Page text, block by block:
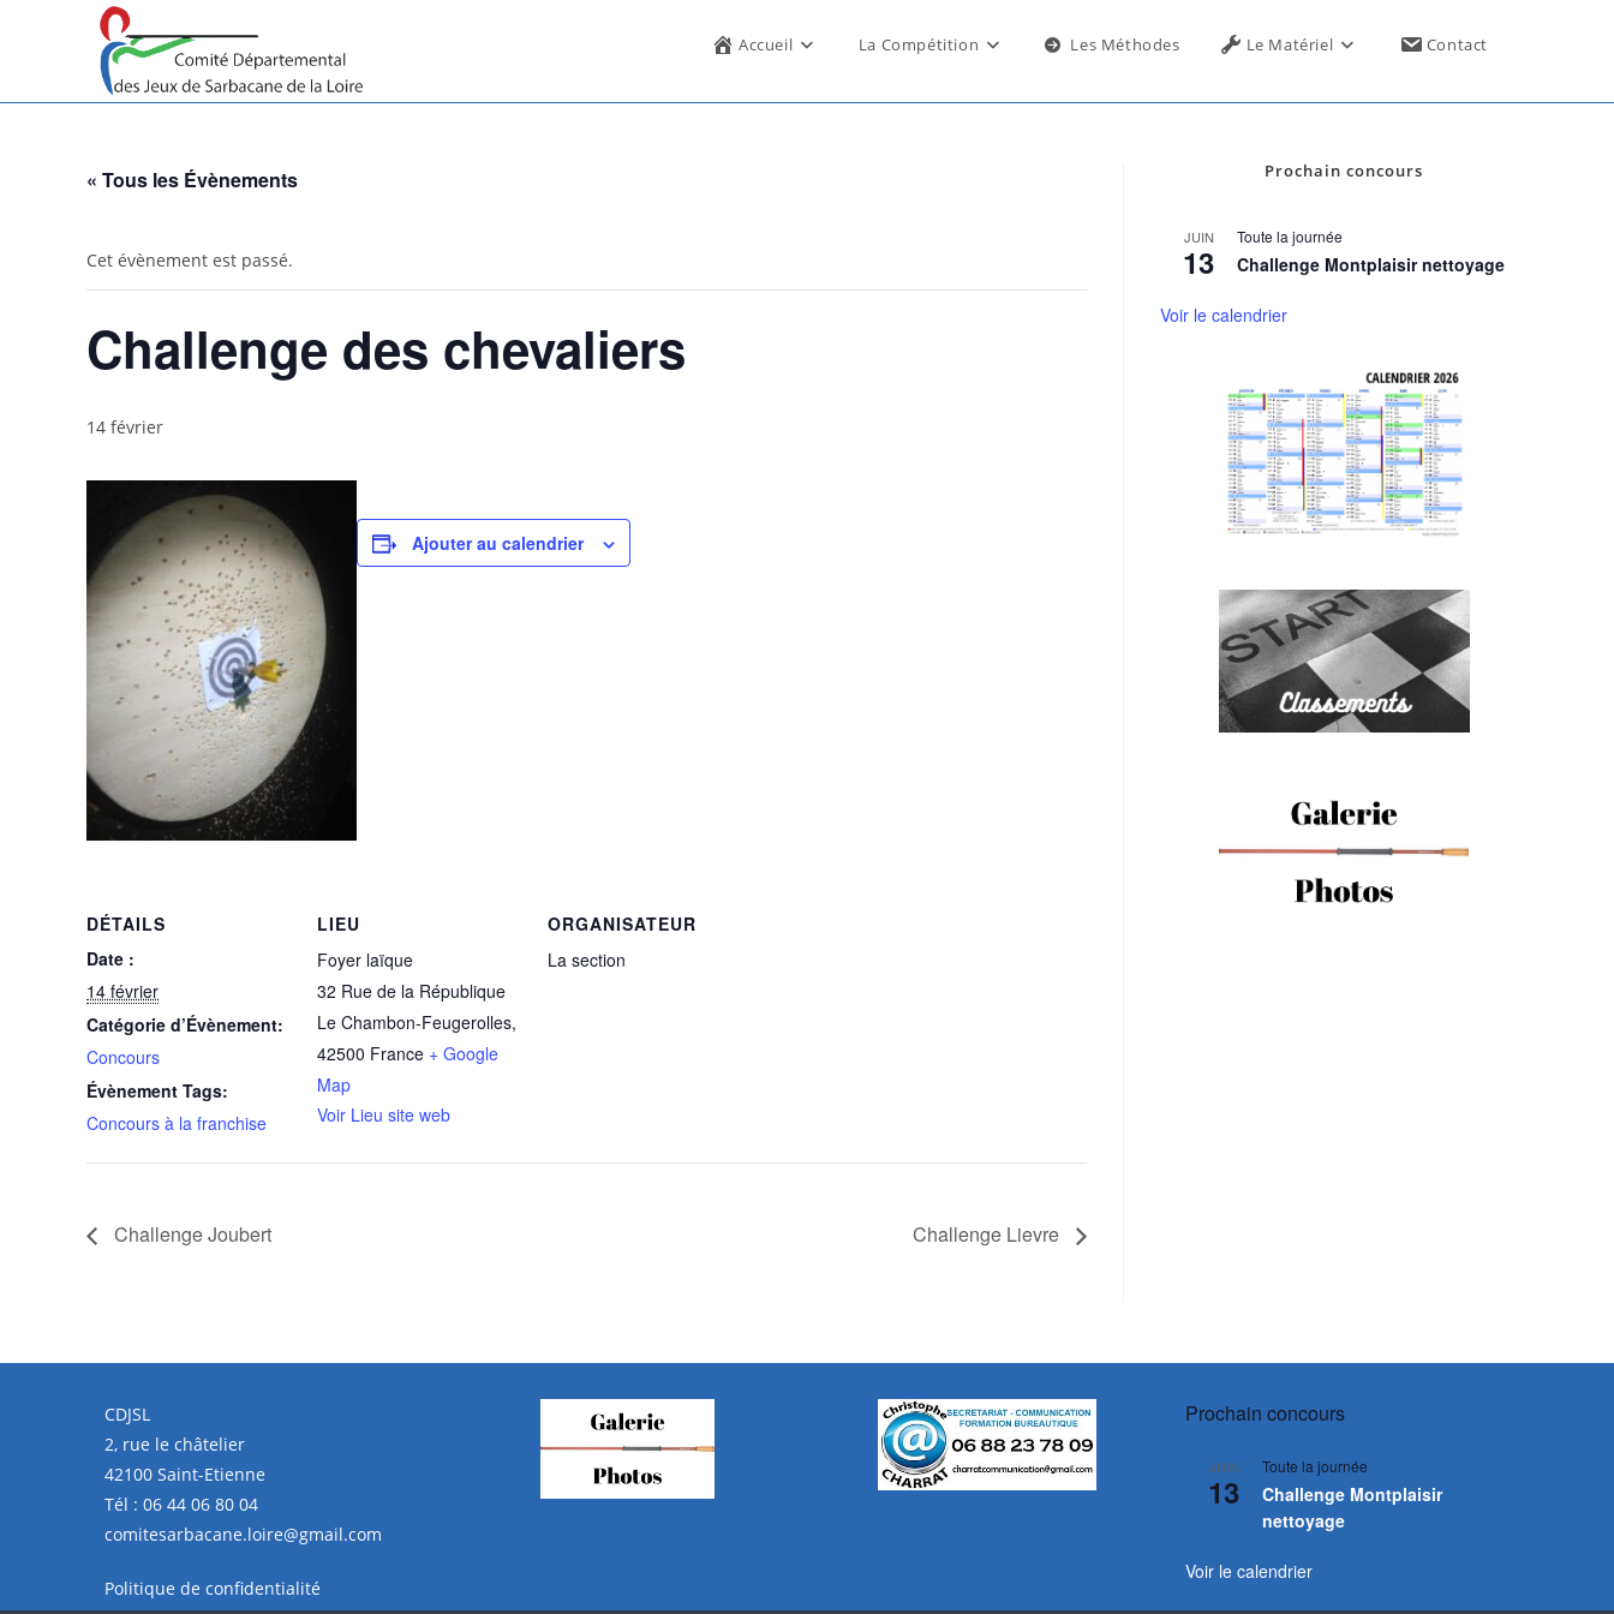
Accueil La Compétition Les Méthodes Le Matériel Contact
« Tous les Évènements
Cet évènement est passé.
Challenge des chevaliers
14 février
Ajouter au calendrier
DÉTAILS
Date :
14 février
Catégorie d’Évènement:
Concours
Évènement Tags:
Concours à la franchise
LIEU
Foyer laïque
32 Rue de la République
Le Chambon-Feugerolles,
42500 France + Google
Map
Voir Lieu site web
ORGANISATEUR
La section
Challenge Joubert Challenge Lievre
Prochain concours
JUIN
13
Toute la journée
Challenge Montplaisir nettoyage
Voir le calendrier
CDJSL
2, rue le châtelier
42100 Saint-Etienne
Tél : 06 44 06 80 04
comitesarbacane.loire@gmail.com
Politique de confidentialité
Prochain concours
JUIN
13
Toute la journée
Challenge Montplaisir
nettoyage
Voir le calendrier